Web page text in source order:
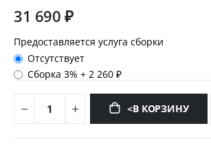
31 690 ₽
Предоставляется услуга сборки
Отсутствует
Сборка 3%+2 260 ₽
<В КОРЗИНУ